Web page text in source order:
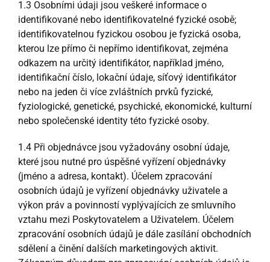
1.3 Osobními údaji jsou veškeré informace o
identifikované nebo identifikovatelné fyzické osobě;
identifikovatelnou fyzickou osobou je fyzická osoba,
kterou lze přímo či nepřímo identifikovat, zejména
odkazem na určitý identifikátor, například jméno,
identifikační číslo, lokační údaje, síťový identifikátor
nebo na jeden či více zvláštních prvků fyzické,
fyziologické, genetické, psychické, ekonomické, kulturní
nebo společenské identity této fyzické osoby.
1.4 Při objednávce jsou vyžadovány osobní údaje,
které jsou nutné pro úspěšné vyřízení objednávky
(jméno a adresa, kontakt). Účelem zpracování
osobních údajů je vyřízení objednávky uživatele a
výkon práv a povinností vyplývajících ze smluvního
vztahu mezi Poskytovatelem a Uživatelem. Účelem
zpracování osobních údajů je dále zasílání obchodních
sdělení a činění dalších marketingových aktivit.